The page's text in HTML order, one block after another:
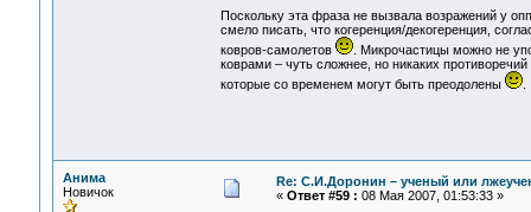
Поскольку эта фраза не вызвала возражений у
смело писать, что когеренция/декогеренция,
ковров-самолетов
. Микрочастицы можно не
коврами – чуть сложнее, но никаких
которые со временем могут быть преодолены
.
Анима
Новичок
Re: С.И.Доронин – ученый или
« Ответ #59 : 08 Мая 2007, 01:53:33 »